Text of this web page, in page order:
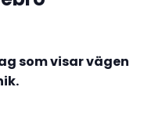
som visar vägen